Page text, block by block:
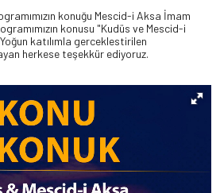
konuğu Mescid-i Aksa İmam
konusu "Kudüs ve Mescid-i
katılımla gerceklestirilen
herkese teşekkür ediyoruz.